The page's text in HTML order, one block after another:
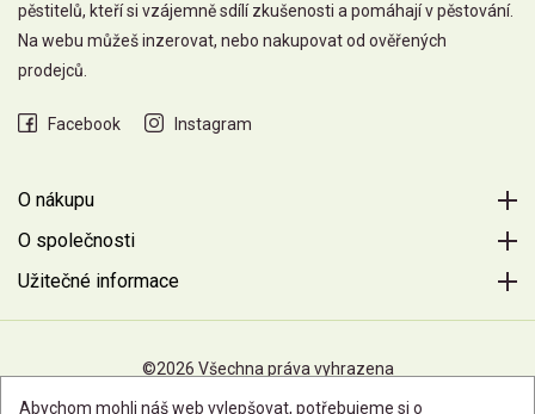
pěstitelů, kteří si vzájemně sdílí zkušenosti a pomáhají v pěstování.
Na webu můžeš inzerovat, nebo nakupovat od ověřených
prodejců.
Facebook Instagram
O nákupu
O společnosti
Užitečné informace
©2026 Všechna práva vyhrazena
Abychom mohli náš web vylepšovat, potřebujeme si o